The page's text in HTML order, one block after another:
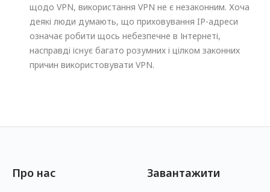
щодо VPN, використання VPN не є незаконним. Хоча
деякі люди думають, що приховування IP-адреси
означає робити щось небезпечне в Інтернеті,
насправді існує багато розумних і цілком законних
причин використовувати VPN.
Про нас Завантажити